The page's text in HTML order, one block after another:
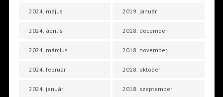
2024. május
2024. április
2024. március
2024. február
2024. január
2019. január
2018. december
2018. november
2018. október
2018. szeptember